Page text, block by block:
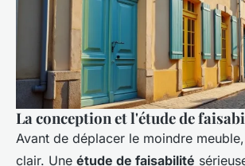
La conception et l'étude de
Avant de déplacer le moindre
clair. Une étude de faisabilité